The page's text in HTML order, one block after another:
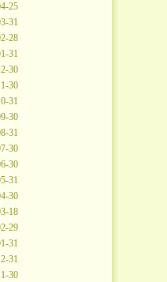
25
31
28
31
30
30
31
30
31
30
30
31
30
18
29
31
31
30